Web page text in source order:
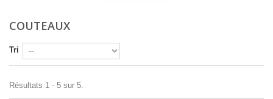
COUTEAUX
Tri
Résultats 1 - 5 sur 5.